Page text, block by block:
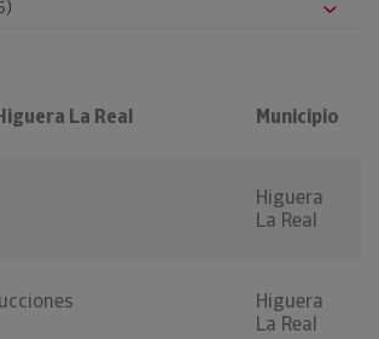
La Real Municipio
Higuera
La Real
Higuera
La Real